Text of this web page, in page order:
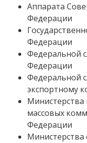
Аппарата
Федерации
Федерации
Федеральной
Федерации
Федеральной
экспортному
Министерства
массовых
Федерации
Министерства